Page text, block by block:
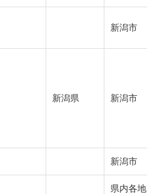
新潟市
新潟県 新潟市
新潟市
県内各地